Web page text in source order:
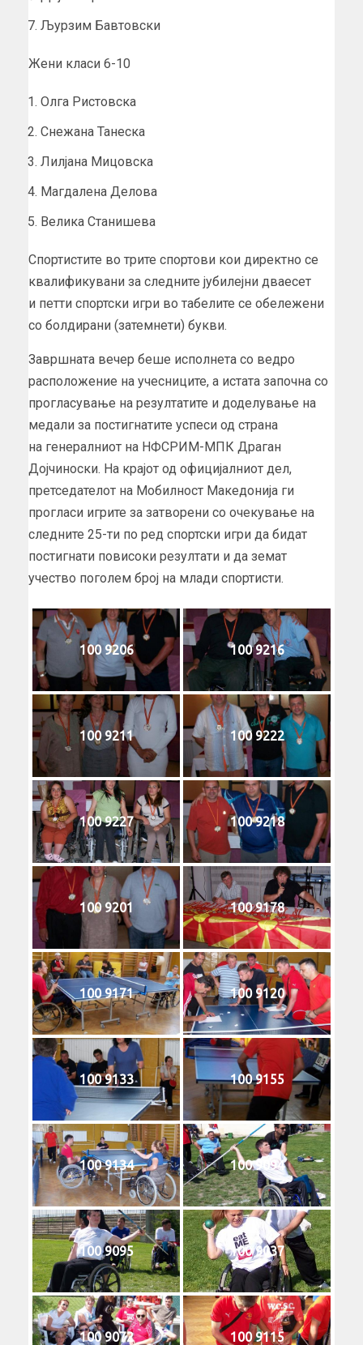
Љурзим Бавтовски
Жени класи 6-10
Олга Ристовска
Снежана Танеска
Лилјана Мицовска
Магдалена Делова
Велика Станишева
Спортистите во трите спортови кои директно се
квалификувани за следните јубилејни дваесет
и петти спортски игри во табелите се обележени
со болдирани (затемнети) букви.
Завршната вечер беше исполнета со ведро
расположение на учесниците, а истата започна со
прогласување на резултатите и доделување на
медали за постигнатите успеси од страна
на генералниот на НФСРИМ-МПК Драган
Дојчиноски. На крајот од официјалниот дел,
претседателот на Мобилност Македонија ги
прогласи игрите за затворени со очекување на
следните 25-ти по ред спортски игри да бидат
постигнати повисоки резултати и да земат
учество поголем број на млади спортисти.
100 9206 100 9216
100 9211 100 9222
100 9227 100 9218
100 9201 100 9178
100 9171 100 9120
100 9133 100 9155
100 9134 100 9094
100 9095 100 9037
100 9072 100 9115